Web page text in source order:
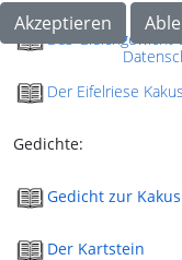
Das Gleichgewicht
Der Eifelriese
Gedichte:
Gedicht zur
Der Kartstein
Akzeptieren